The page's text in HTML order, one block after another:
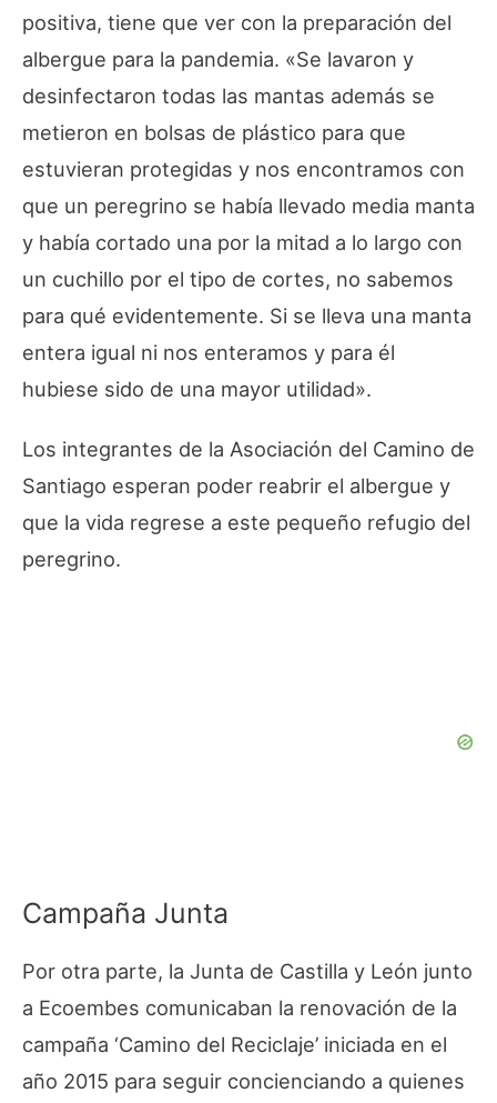
positiva, tiene que ver con la preparación del
albergue para la pandemia. «Se lavaron y
desinfectaron todas las mantas además se
metieron en bolsas de plástico para que
estuvieran protegidas y nos encontramos con
que un peregrino se había llevado media manta
y había cortado una por la mitad a lo largo con
un cuchillo por el tipo de cortes, no sabemos
para qué evidentemente. Si se lleva una manta
entera igual ni nos enteramos y para él
hubiese sido de una mayor utilidad».
Los integrantes de la Asociación del Camino de
Santiago esperan poder reabrir el albergue y
que la vida regrese a este pequeño refugio del
peregrino.
Campaña Junta
Por otra parte, la Junta de Castilla y León junto
a Ecoembes comunicaban la renovación de la
campaña ‘Camino del Reciclaje’ iniciada en el
año 2015 para seguir concienciando a quienes